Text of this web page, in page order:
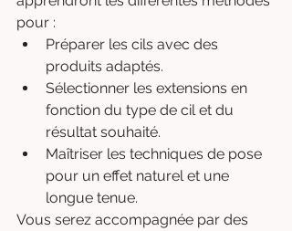
pour :
Préparer les cils avec des
produits adaptés.
Sélectionner les extensions en
fonction du type de cil et du
résultat souhaité.
Maîtriser les techniques de pose
pour un effet naturel et une
longue tenue.
Vous serez accompagnée par des